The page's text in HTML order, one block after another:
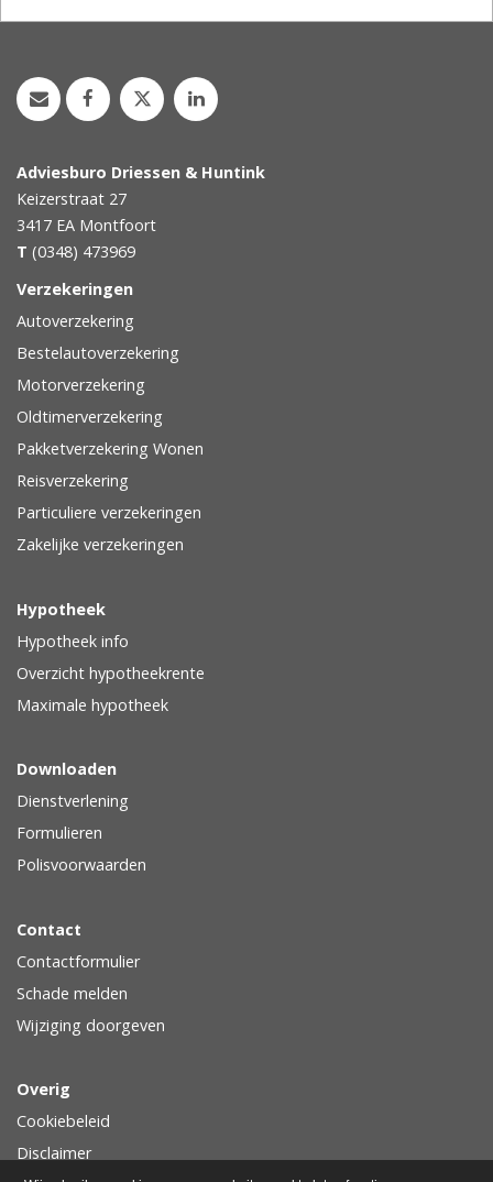
Adviesburo Driessen & Huntink
Keizerstraat 27
3417 EA Montfoort
T (0348) 473969
Verzekeringen
Autoverzekering
Bestelautoverzekering
Motorverzekering
Oldtimerverzekering
Pakketverzekering Wonen
Reisverzekering
Particuliere verzekeringen
Zakelijke verzekeringen
Hypotheek
Hypotheek info
Overzicht hypotheekrente
Maximale hypotheek
Downloaden
Dienstverlening
Formulieren
Polisvoorwaarden
Contact
Contactformulier
Schade melden
Wijziging doorgeven
Overig
Cookiebeleid
Disclaimer